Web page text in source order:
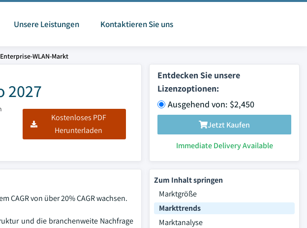
Unsere Leistungen Kontaktieren Sie uns
Enterprise-WLAN-Markt
2027
Kostenloses PDF
Herunterladen
Entdecken Sie unsere
Lizenzoptionen:
Ausgehend von: $2,450
Jetzt Kaufen
Immediate Delivery Available
CAGR von über 20% CAGR wachsen.
und die branchenweite Nachfrage
Zum Inhalt springen
Marktgröße
Markttrends
Marktanalyse